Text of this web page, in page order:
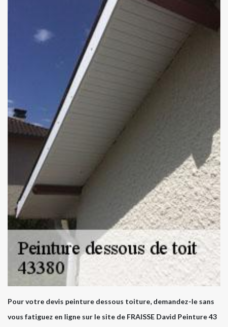
Pour votre devis peinture dessous toiture, demandez-le sans
vous fatiguez en ligne sur le site de FRAISSE David Peinture 43